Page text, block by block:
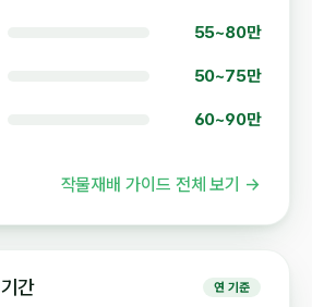
55~80만
50~75만
60~90만
작물재배 가이드 전체 보기 →
간 연 기준